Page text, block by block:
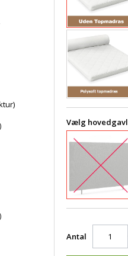
Vælg hovedgavl
Antal